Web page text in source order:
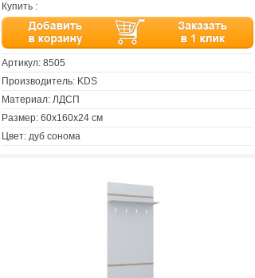
Купить :
Артикул: 8505
Производитель: KDS
Материал: ЛДСП
Размер: 60х160х24 см
Цвет: дуб сонома